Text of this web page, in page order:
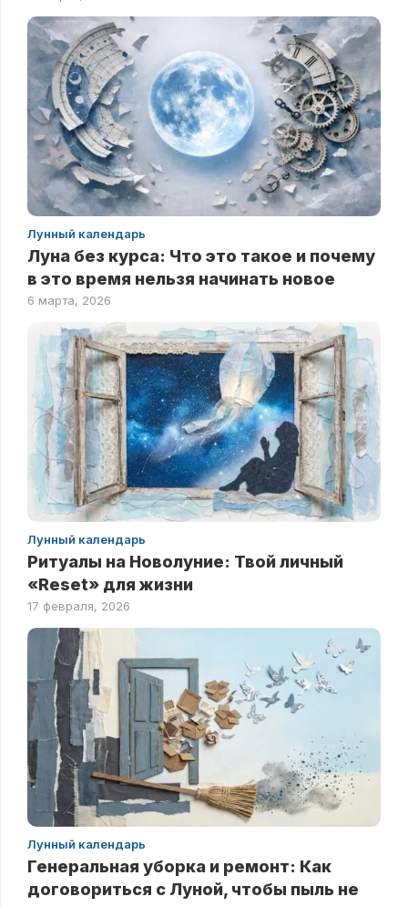
Лунный календарь
Луна без курса: Что это такое и почему
в это время нельзя начинать новое
6 марта, 2026
Лунный календарь
Ритуалы на Новолуние: Твой личный
«Reset» для жизни
17 февраля, 2026
Лунный календарь
Генеральная уборка и ремонт: Как
договориться с Луной, чтобы пыль не